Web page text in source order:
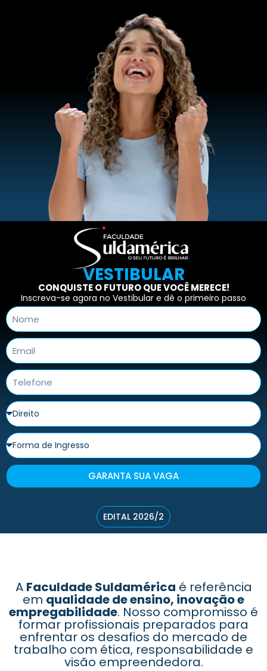
VESTIBULAR
CONQUISTE O FUTURO QUE VOCÊ MERECE!
Inscreva-se agora no Vestibular e dê o primeiro passo
GARANTA SUA VAGA
EDITAL 2026/2
A Faculdade Suldamérica é referência
em qualidade de ensino, inovação e
empregabilidade. Nosso compromisso é
formar profissionais preparados para
enfrentar os desafios do mercado de
trabalho com ética, responsabilidade e
visão empreendedora.